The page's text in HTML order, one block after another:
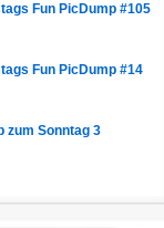
Fun PicDump #105
Fun PicDump #14
zum Sonntag 3